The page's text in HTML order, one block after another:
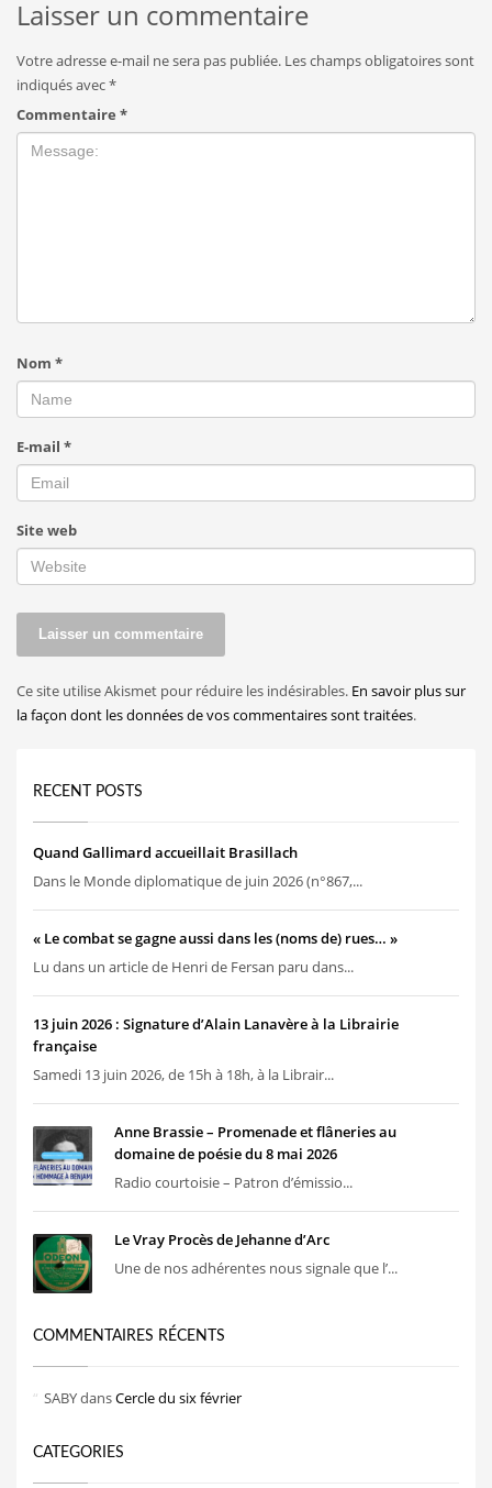
Laisser un commentaire
Votre adresse e-mail ne sera pas publiée. Les champs obligatoires sont
indiqués avec*
Commentaire *
Nom *
E-mail *
Site web
Ce site utilise Akismet pour réduire les indésirables. En savoir plus sur
la façon dont les données de vos commentaires sont traitées.
RECENT POSTS
Quand Gallimard accueillait Brasillach
Dans le Monde diplomatique de juin 2026 (n°867,...
« Le combat se gagne aussi dans les (noms de) rues… »
Lu dans un article de Henri de Fersan paru dans...
13 juin 2026 : Signature d’Alain Lanavère à la Librairie
française
Samedi 13 juin 2026, de 15h à 18h, à la Librair...
Anne Brassie – Promenade et flâneries au
domaine de poésie du 8 mai 2026
Radio courtoisie – Patron d’émissio...
Le Vray Procès de Jehanne d’Arc
Une de nos adhérentes nous signale que l’...
COMMENTAIRES RÉCENTS
SABYdansCercle du six février
CATEGORIES